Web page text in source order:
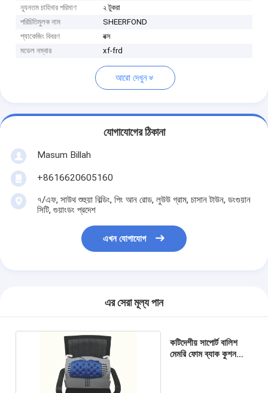
ন্যূনতম চাহিদার পরিমাণ
২ টুকরা
পরিচিতিমুলক নাম
SHEERFOND
প্যাকেজিং বিবরণ
বক্স
মডেল নম্বার
xf-frd
আরো দেখুন
যোগাযোগের ঠিকানা
Masum Billah
+8616620605160
৭/এফ, সাউথ শুহুয়া বিল্ডিং, পিং আন রোড, লুউউ গ্রাম, চাসান টাউন, ডংগুয়ান
সিটি, গুয়াংডং প্রদেশ
এখন যোগাযোগ
এর সেরা মূল্য পান
কটিদেশীয় সাপোর্ট বালিশ
মেমরি ফোম ব্যাক কুশন